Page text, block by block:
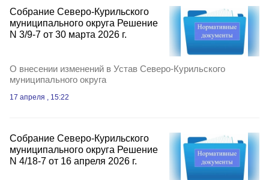
Собрание Северо-Курильского
муниципального округа Решение
N 3/9-7 от 30 марта 2026 г.
О внесении изменений в Устав Северо-Курильского
муниципального округа
17 апреля , 15:22
Собрание Северо-Курильского
муниципального округа Решение
N 4/18-7 от 16 апреля 2026 г.